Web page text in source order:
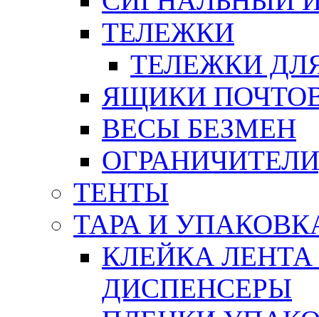
ТЕЛЕЖКИ
ТЕЛЕЖКИ
ЯЩИКИ
ВЕСЫ БЕЗМЕН
ТЕНТЫ
ТАРА И
КЛЕЙКА
ДИСПЕНСЕРЫ